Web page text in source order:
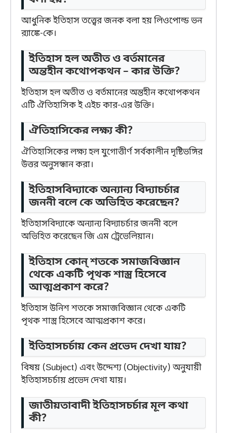
আধুনিক ইতিহাস তত্ত্বের জনক বলা হয় লিওপোল্ড ভন
র‍্যাঙ্কে-কে।
ইতিহাস হল অতীত ও বর্তমানের
অন্তহীন কথোপকথন – কার উক্তি?
ইতিহাস হল অতীত ও বর্তমানের অন্তহীন কথোপকথন
এটি ঐতিহাসিক ই এইচ কার-এর উক্তি।
ঐতিহাসিকের লক্ষ্য কী?
ঐতিহাসিকের লক্ষ্য হল যুগোত্তীর্ণ সর্বকালীন দৃষ্টিভঙ্গির
উত্তর অনুসন্ধান করা।
ইতিহাসবিদ্যাকে অন্যান্য বিদ্যাচর্চার
জননী বলে কে অভিহিত করেছেন?
ইতিহাসবিদ্যাকে অন্যান্য বিদ্যাচর্চার জননী বলে
অভিহিত করেছেন জি এম ট্রেভেলিয়ান।
ইতিহাস কোন্ শতকে সমাজবিজ্ঞান
থেকে একটি পৃথক শাস্ত্র হিসেবে
আত্মপ্রকাশ করে?
ইতিহাস উনিশ শতকে সমাজবিজ্ঞান থেকে একটি
পৃথক শাস্ত্র হিসেবে আত্মপ্রকাশ করে।
ইতিহাসচর্চায় কেন প্রভেদ দেখা যায়?
বিষয় (Subject) এবং উদ্দেশ্য (Objectivity) অনুযায়ী
ইতিহাসচর্চায় প্রভেদ দেখা যায়।
জাতীয়তাবাদী ইতিহাসচর্চার মূল কথা
কী?